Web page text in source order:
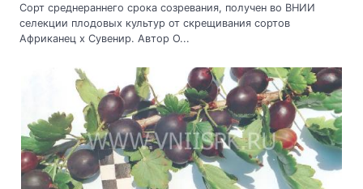
Сорт среднераннего срока созревания, получен во ВНИИ
селекции плодовых культур от скрещивания сортов
Африканец х Сувенир. Автор О...